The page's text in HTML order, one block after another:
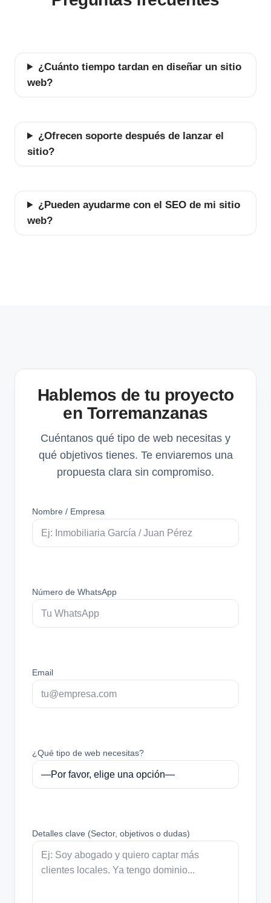
¿Cuánto tiempo tardan en diseñar un sitio
web?
¿Ofrecen soporte después de lanzar el
sitio?
¿Pueden ayudarme con el SEO de mi sitio
web?
Hablemos de tu proyecto
en Torremanzanas
Cuéntanos qué tipo de web necesitas y
qué objetivos tienes. Te enviaremos una
propuesta clara sin compromiso.
Nombre / Empresa
Número de WhatsApp
Email
¿Qué tipo de web necesitas?
Detalles clave (Sector, objetivos o dudas)